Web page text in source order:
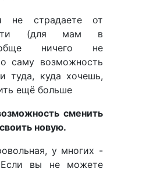
страдаете от
(для мам в
ничего не
саму возможность
туда, куда хочешь,
ещё больше
сменить
новую.
у многих -
Если вы не можете